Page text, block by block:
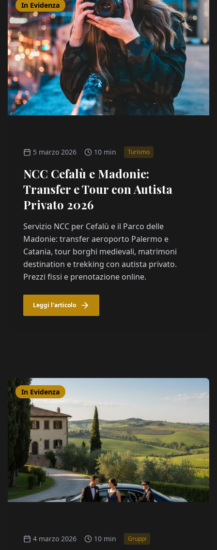
In Evidenza
5 marzo 2026 10 min Turismo
NCC Cefalù e Madonie:
Transfer e Tour con Autista
Privato 2026
Servizio NCC per Cefalù e il Parco delle
Madonie: transfer aeroporto Palermo e
Catania, tour borghi medievali, matrimoni
destination e trekking con autista privato.
Prezzi fissi e prenotazione online.
Leggi l'articolo
In Evidenza
4 marzo 2026 10 min Gruppi